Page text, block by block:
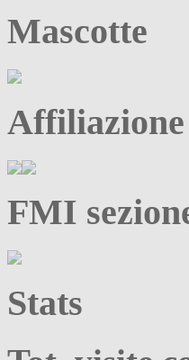
Mascotte
Affiliazione
FMI
Stats